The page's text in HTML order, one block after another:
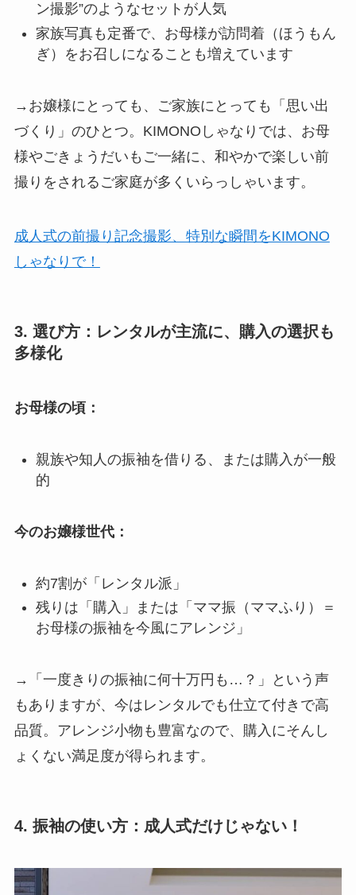
ン撮影”のようなセットが人気
家族写真も定番で、お母様が訪問着（ほうもん
ぎ）をお召しになることも増えています
→お嬢様にとっても、ご家族にとっても「思い出
づくり」のひとつ。KIMONOしゃなりでは、お母
様やごきょうだいもご一緒に、和やかで楽しい前
撮りをされるご家庭が多くいらっしゃいます。
成人式の前撮り記念撮影、特別な瞬間をKIMONO
しゃなりで！
3. 選び方：レンタルが主流に、購入の選択も
多様化
お母様の頃：
親族や知人の振袖を借りる、または購入が一般
的
今のお嬢様世代：
約7割が「レンタル派」
残りは「購入」または「ママ振（ママふり）＝
お母様の振袖を今風にアレンジ」
→「一度きりの振袖に何十万円も…？」という声
もありますが、今はレンタルでも仕立て付きで高
品質。アレンジ小物も豊富なので、購入にそんし
ょくない満足度が得られます。
4. 振袖の使い方：成人式だけじゃない！